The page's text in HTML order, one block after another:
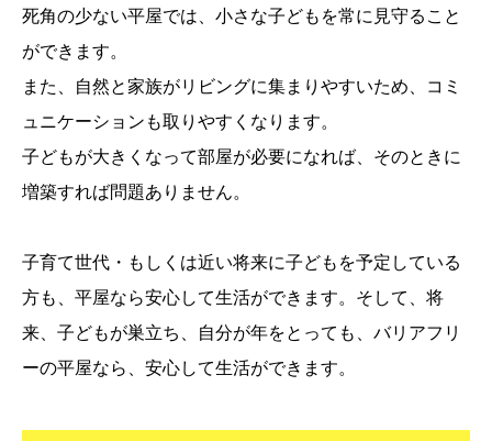
死角の少ない平屋では、小さな子どもを常に見守ること
ができます。
また、自然と家族がリビングに集まりやすいため、コミ
ュニケーションも取りやすくなります。
子どもが大きくなって部屋が必要になれば、そのときに
増築すれば問題ありません。
子育て世代・もしくは近い将来に子どもを予定している
方も、平屋なら安心して生活ができます。そして、将
来、子どもが巣立ち、自分が年をとっても、バリアフリ
ーの平屋なら、安心して生活ができます。